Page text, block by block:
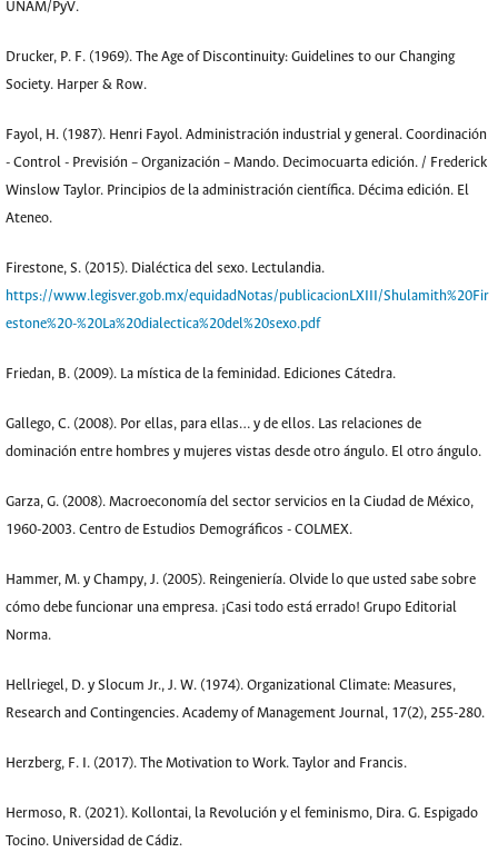
UNAM/PyV.
Drucker, P. F. (1969). The Age of Discontinuity: Guidelines to our Changing
Society. Harper & Row.
Fayol, H. (1987). Henri Fayol. Administración industrial y general. Coordinación
- Control - Previsión – Organización – Mando. Decimocuarta edición. / Frederick
Winslow Taylor. Principios de la administración científica. Décima edición. El
Ateneo.
Firestone, S. (2015). Dialéctica del sexo. Lectulandia.
https://www.legisver.gob.mx/equidadNotas/publicacionLXIII/Shulamith%20Fir
estone%20-%20La%20dialectica%20del%20sexo.pdf
Friedan, B. (2009). La mística de la feminidad. Ediciones Cátedra.
Gallego, C. (2008). Por ellas, para ellas… y de ellos. Las relaciones de
dominación entre hombres y mujeres vistas desde otro ángulo. El otro ángulo.
Garza, G. (2008). Macroeconomía del sector servicios en la Ciudad de México,
1960-2003. Centro de Estudios Demográficos - COLMEX.
Hammer, M. y Champy, J. (2005). Reingeniería. Olvide lo que usted sabe sobre
cómo debe funcionar una empresa. ¡Casi todo está errado! Grupo Editorial
Norma.
Hellriegel, D. y Slocum Jr., J. W. (1974). Organizational Climate: Measures,
Research and Contingencies. Academy of Management Journal, 17(2), 255-280.
Herzberg, F. I. (2017). The Motivation to Work. Taylor and Francis.
Hermoso, R. (2021). Kollontai, la Revolución y el feminismo, Dira. G. Espigado
Tocino. Universidad de Cádiz.